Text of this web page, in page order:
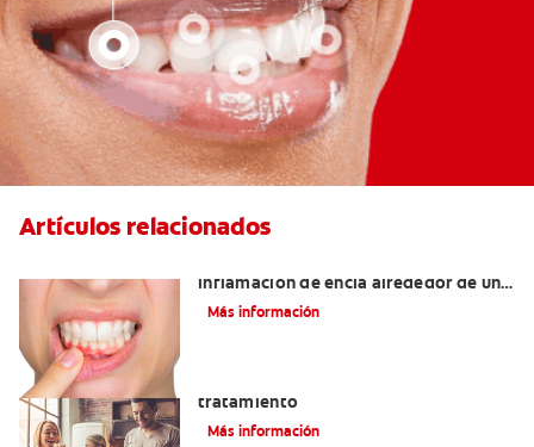
Artículos relacionados
inflamación de encía alrededor de un
diente?
Más información
tratamiento
Más información